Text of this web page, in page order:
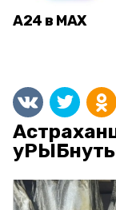
А24 в MAX